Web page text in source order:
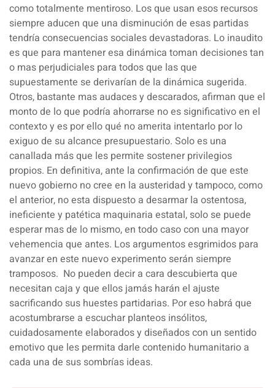
como totalmente mentiroso. Los que usan esos recursos
siempre aducen que una disminución de esas partidas
tendría consecuencias sociales devastadoras. Lo inaudito
es que para mantener esa dinámica toman decisiones tan
o mas perjudiciales para todos que las que
supuestamente se derivarían de la dinámica sugerida.
Otros, bastante mas audaces y descarados, afirman que el
monto de lo que podría ahorrarse no es significativo en el
contexto y es por ello qué no amerita intentarlo por lo
exiguo de su alcance presupuestario. Solo es una
canallada más que les permite sostener privilegios
propios. En definitiva, ante la confirmación de que este
nuevo gobierno no cree en la austeridad y tampoco, como
el anterior, no esta dispuesto a desarmar la ostentosa,
ineficiente y patética maquinaria estatal, solo se puede
esperar mas de lo mismo, en todo caso con una mayor
vehemencia que antes. Los argumentos esgrimidos para
avanzar en este nuevo experimento serán siempre
tramposos. No pueden decir a cara descubierta que
necesitan caja y que ellos jamás harán el ajuste
sacrificando sus huestes partidarias. Por eso habrá que
acostumbrarse a escuchar planteos insólitos,
cuidadosamente elaborados y diseñados con un sentido
emotivo que les permita darle contenido humanitario a
cada una de sus sombrías ideas.